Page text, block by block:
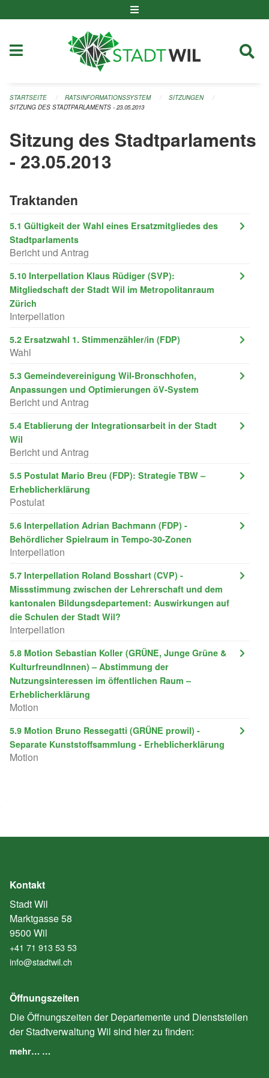
STARTSEITE RATSINFORMATIONSSYSTEM
SITZUNGEN
SITZUNG DES STADTPARLAMENTS - 23.05.2013
Sitzung des Stadtparlaments
- 23.05.2013
Traktanden
5.1 Gültigkeit der Wahl eines Ersatzmitgliedes des
Stadtparlaments
Bericht und Antrag
5.10 Interpellation Klaus Rüdiger (SVP):
Mitgliedschaft der Stadt Wil im Metropolitanraum
Zürich
Interpellation
5.2 Ersatzwahl 1. Stimmenzähler/in (FDP)
Wahl
5.3 Gemeindevereinigung Wil-Bronschhofen,
Anpassungen und Optimierungen öV-System
Bericht und Antrag
5.4 Etablierung der Integrationsarbeit in der Stadt
Wil
Bericht und Antrag
5.5 Postulat Mario Breu (FDP): Strategie TBW –
Erheblicherklärung
Postulat
5.6 Interpellation Adrian Bachmann (FDP) -
Behördlicher Spielraum in Tempo-30-Zonen
Interpellation
5.7 Interpellation Roland Bosshart (CVP) -
Missstimmung zwischen der Lehrerschaft und dem
kantonalen Bildungsdepartement: Auswirkungen auf
die Schulen der Stadt Wil?
Interpellation
5.8 Motion Sebastian Koller (GRÜNE, Junge Grüne &
KulturfreundInnen) – Abstimmung der
Nutzungsinteressen im öffentlichen Raum –
Erheblicherklärung
Motion
5.9 Motion Bruno Ressegatti (GRÜNE prowil) -
Separate Kunststoffsammlung - Erheblicherklärung
Motion
Kontakt
Stadt Wil
Marktgasse 58
9500 Wil
+41 71 913 53 53
info@stadtwil.ch
Öffnungszeiten
Die Öffnungszeiten der Departemente und Dienststellen
der Stadtverwaltung Wil sind hier zu finden:
mehr… …